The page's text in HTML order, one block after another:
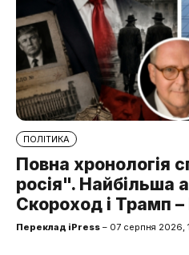
ПОЛІТИКА
Повна хронологія
росія". Найбільша
Скороход і Трамп
Переклад iPress – 07 серпня 2026,